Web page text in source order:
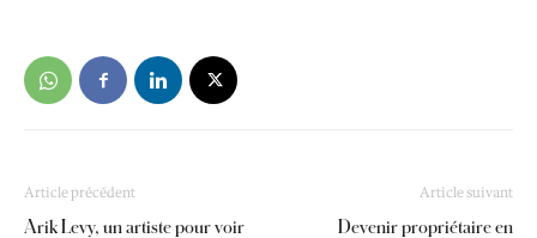
Article précédent
Arik Levy, un artiste pour voir
Article suivant
Devenir propriétaire en